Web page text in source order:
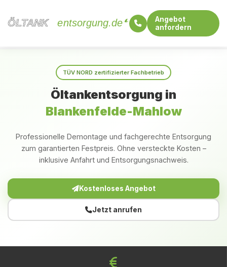
ÖLTANK
ÖLTANK entsorgung.de
Angebot
anfordern
TÜV NORD zertifizierter Fachbetrieb
Öltankentsorgung in
Blankenfelde-Mahlow
Professionelle Demontage und fachgerechte Entsorgung
zum garantierten Festpreis. Ohne versteckte Kosten –
inklusive Anfahrt und Entsorgungsnachweis.
Kostenloses Angebot
Jetzt anrufen